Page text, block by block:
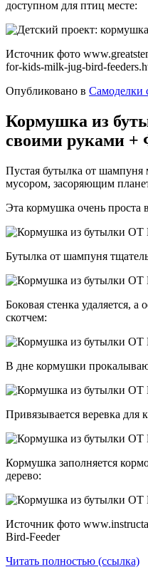
доступном для птиц месте:
Источник фото
for-kids-milk-jug-bird-
Опубликовано в Самоделки
Кормушка из
своими руками +
Пустая бутылка от шампуня
мусором, засоряющим
Эта кормушка очень проста
Бутылка от шампуня
Боковая стенка удаляется, а
скотчем:
В дне кормушки
Привязывается веревка для
Кормушка заполняется
дерево:
Источник фото
Bird-Feeder
Читать полностью (ссылка)